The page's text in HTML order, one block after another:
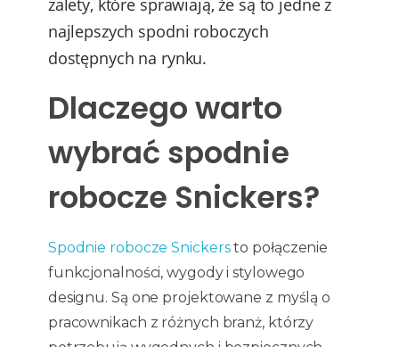
zalety, które sprawiają, że są to jedne z
najlepszych spodni roboczych
dostępnych na rynku.
Dlaczego warto
wybrać spodnie
robocze Snickers?
Spodnie robocze Snickersto połączenie
funkcjonalności, wygody i stylowego
designu. Są one projektowane z myślą o
pracownikach z różnych branż, którzy